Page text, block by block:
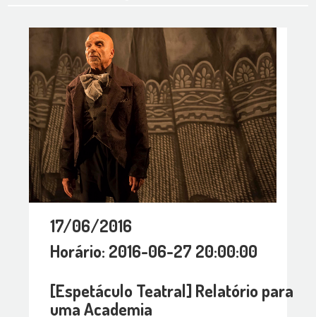
17/06/2016
Horário: 2016-06-27 20:00:00
[Espetáculo Teatral] Relatório para
uma Academia